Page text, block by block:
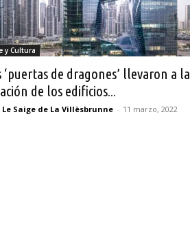
y Cultura
‘puertas de dragones’ llevaron a la
de los edificios...
Le Saige de La Villèsbrunne - 11 marzo, 2022